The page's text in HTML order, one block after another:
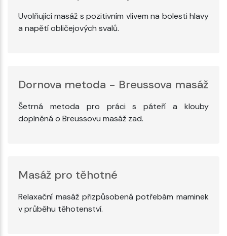
Uvolňující masáž s pozitivním vlivem na bolesti hlavy
a napětí obličejových svalů.
Dornova metoda - Breussova masáž
Šetrná metoda pro práci s páteří a klouby
doplněná o Breussovu masáž zad.
Masáž pro těhotné
Relaxační masáž přizpůsobená potřebám maminek
v průběhu těhotenství.